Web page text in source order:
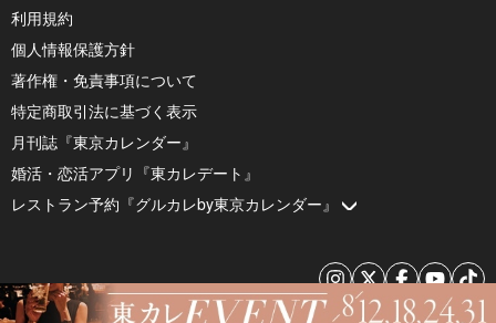
利用規約
個人情報保護方針
著作権・免責事項について
特定商取引法に基づく表示
月刊誌『東京カレンダー』
婚活・恋活アプリ『東カレデート』
レストラン予約『グルカレby東京カレンダー』
© 2026 by Tokyo Calendar, Inc.